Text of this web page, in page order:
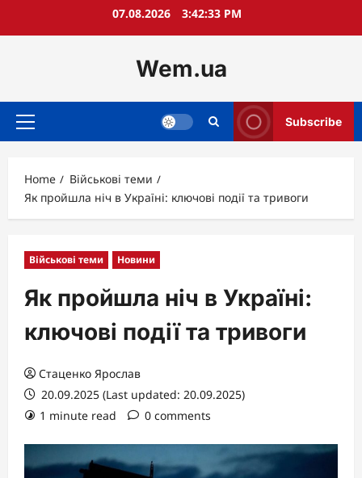
07.08.2026 3:42:34 PM
Wem.ua
Primary
Subscribe
Home
Військові теми
Як пройшла ніч в Україні: ключові події та тривоги
Військові теми Новини
Як пройшла ніч в Україні:
ключові події та тривоги
Стаценко Ярослав
20.09.2025 (Last updated: 20.09.2025)
1 minute read
0 comments